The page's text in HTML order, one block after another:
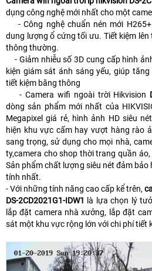
dụng công nghệ mới nhất cho một
- Công nghệ chuẩn nén mới
dung lượng ổ cứng tối ưu. Tiết kiệm lên
thông thường.
- Giảm nhiễu số 3D cung cấp hình
kiện giám sát ánh sáng yếu, giúp
tiết kiệm băng thông
- Camera wifi ngoài trời Hikvision
dòng sản phẩm mới nhất của
Megapixel giá rẻ, hình ảnh HD siêu
hiện khu vực cấm hay vượt hàng rào
sang trọng, sử dụng cho mọi nhà,
ty,camera cho shop thời trang quần
Sản phẩm chất lượng siêu nét đảm bảo
tính nhất.
- Với những tính năng cao cấp kể trên,
DS-2CD2021G1-IDW1 là lựa chọn lý
lắp đặt camera nhà xưởng, lắp đặt
sát một khu vực rộng lớn với chi phí tiết